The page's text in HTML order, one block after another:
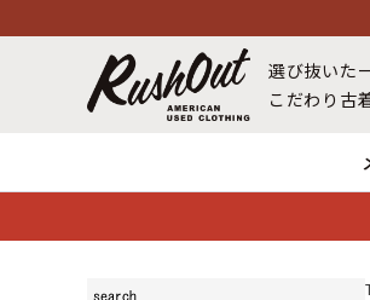
7,999円以上お買い上
選び抜いた
こだわり古